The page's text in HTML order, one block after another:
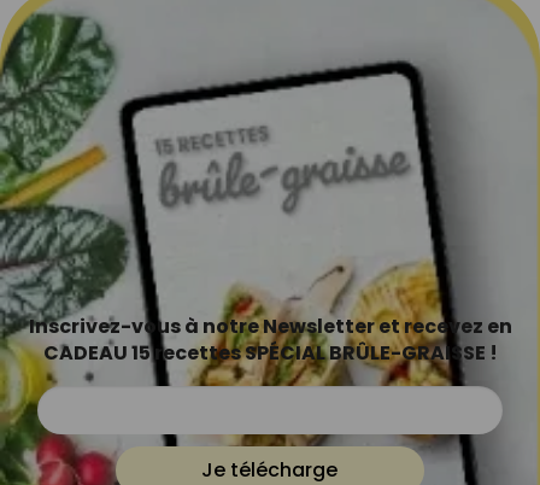
Inscrivez-vous à notre Newsletter et recevez en
CADEAU 15 recettes SPÉCIAL BRÛLE-GRAISSE !
Je télécharge